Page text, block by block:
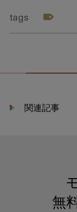
tags
関連記事
無